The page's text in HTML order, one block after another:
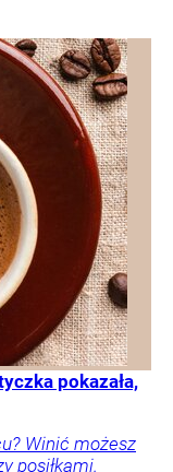
pokazała,
Winić możesz
posiłkami.